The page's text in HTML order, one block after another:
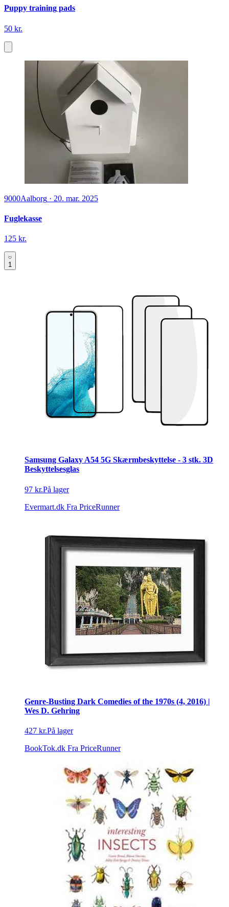
Puppy training pads
50 kr.
9000Aalborg · 20. mar. 2025
Fuglekasse
125 kr.
1
Samsung Galaxy A54 5G Skærmbeskyttelse - 3 stk. 3D
Beskyttelsesglas
97 kr.På lager
Evermart.dk Fra PriceRunner
Genre-Busting Dark Comedies of the 1970s (4, 2016) |
Wes D. Gehring
427 kr.På lager
BookTok.dk Fra PriceRunner